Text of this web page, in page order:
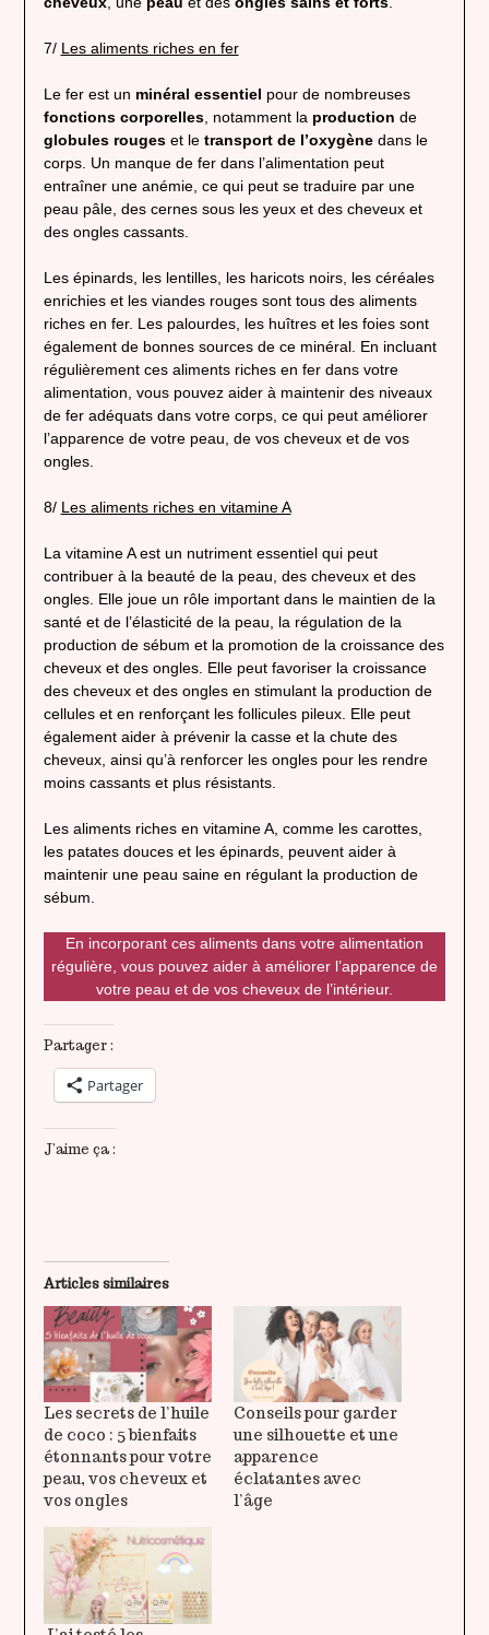
7/ Les aliments riches en fer
Le fer est un minéral essentiel pour de nombreuses
fonctions corporelles, notamment la production de
globules rougeset le transport de l’oxygène dans le
corps. Un manque de fer dans l’alimentation peut
entraîner une anémie, ce qui peut se traduire par une
peau pâle, des cernes sous les yeux et des cheveux et
des ongles cassants.
Les épinards, les lentilles, les haricots noirs, les céréales
enrichies et les viandes rouges sont tous des aliments
riches en fer. Les palourdes, les huîtres et les foies sont
également de bonnes sources de ce minéral. En incluant
régulièrement ces aliments riches en fer dans votre
alimentation, vous pouvez aider à maintenir des niveaux
de fer adéquats dans votre corps, ce qui peut améliorer
l’apparence de votre peau, de vos cheveux et de vos
ongles.
8/ Les aliments riches en vitamine A
La vitamine A est un nutriment essentiel qui peut
contribuer à la beauté de la peau, des cheveux et des
ongles. Elle joue un rôle important dans le maintien de la
santé et de l’élasticité de la peau, la régulation de la
production de sébum et la promotion de la croissance des
cheveux et des ongles. Elle peut favoriser la croissance
des cheveux et des ongles en stimulant la production de
cellules et en renforçant les follicules pileux. Elle peut
également aider à prévenir la casse et la chute des
cheveux, ainsi qu’à renforcer les ongles pour les rendre
moins cassants et plus résistants.
Les aliments riches en vitamine A, comme les carottes,
les patates douces et les épinards, peuvent aider à
maintenir une peau saine en régulant la production de
sébum.
En incorporant ces aliments dans votre alimentation
régulière, vous pouvez aider à améliorer l’apparence de
votre peau et de vos cheveux de l’intérieur.
Partager :
Partager
J’aime ça :
Articles similaires
Les secrets de l’huile
de coco : 5 bienfaits
étonnants pour votre
peau, vos cheveux et
vos ongles
Conseils pour garder
une silhouette et une
apparence
éclatantes avec
l’âge